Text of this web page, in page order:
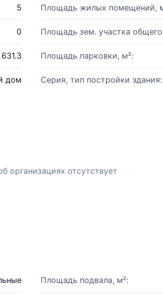
5 Площадь жилых помещений,
0 Площадь зем. участка
631.3 Площадь парковки, м²:
дом Серия, тип постройки здания:
организациях отсутствует
Площадь подвала, м²: